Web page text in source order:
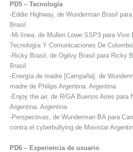
PD5 – Tecnología
-Eddie Highway, de Wunderman Brasil
Brasil
-Mi línea, de Mullen Lowe SSP3 para Vive
Tecnología Y Comunicaciones De
-Ricky Brasil, de Ogilvy Brasil para Ricky
Brasil
-Energía de madre [Campaña], de
madre de Philips Argentina. Argentina
-Enjoy the air, de R/GA Buenos Aires para
Argentina. Argentina
-Perspectivas, de Wunderman BA para
contra el cyberbullying de Movistar
PD6 – Experiencia de usuario